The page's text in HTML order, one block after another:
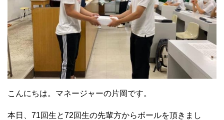
こんにちは。マネージャーの片岡です。
本日、71回生と72回生の先輩方からボールを頂きまし